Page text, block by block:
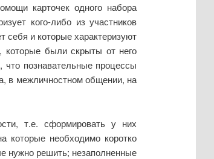
карточек одного набора
кого-либо из участников
себя и которые характеризуют
которые были скрыты от него
познавательные процессы
в межличностном общении, на
т.е. сформировать у них
которые необходимо коротко
нужно решить; незаполненные